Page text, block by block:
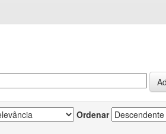
Ordenar